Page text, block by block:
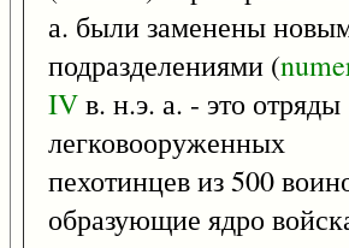
а. были заменены
подразделениями (
IVв. н.э. а. - это отряды
легковооруженных
пехотинцев из 500
образующие ядро